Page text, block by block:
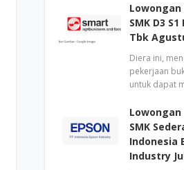
Lowongan
SMK D3 S1
Tbk
Diera ini,
pekerjaan
untuk dapat
Lowongan
SMK
Indonesia
Industry